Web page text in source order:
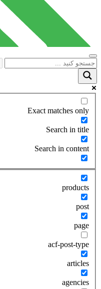
Exact matches only
Search in title
Search in content
products
post
page
acf-post-type
articles
agencies